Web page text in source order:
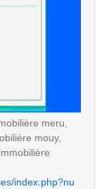
meru,
mouy,
index.php?nu